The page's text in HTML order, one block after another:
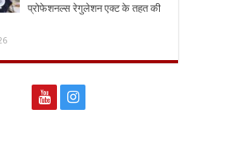
प्रोफेशनल्स रेगुलेशन एक्ट के तहत की